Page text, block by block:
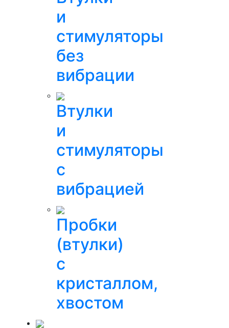
и
стимуляторы
без
вибрации
Втулки
и
стимуляторы
с
вибрацией
Пробки
(втулки)
с
кристаллом,
хвостом